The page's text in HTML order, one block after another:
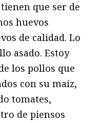
que ser de
huevos
de calidad. Lo
asado. Estoy
los pollos que
con su maíz,
tomates,
de piensos